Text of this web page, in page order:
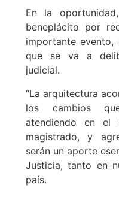
En la
beneplácito por
importante
que se va a
judicial.
“La arquitectura
los cambios
atendiendo en el
magistrado, y
serán un aporte
Justicia, tanto en
país.